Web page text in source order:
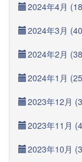
2024年4月
2024年3月
2024年2月
2024年1月
2023年12月
2023年11月
2023年10月